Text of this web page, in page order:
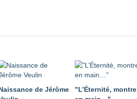
de Jérôme
"L’Éternité, montre